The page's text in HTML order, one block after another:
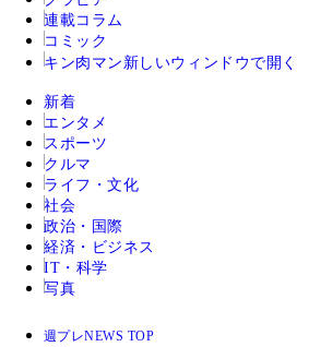
連載コラム
コミック
キン肉マン 新しいウィンドウで開く
新着
エンタメ
スポーツ
クルマ
ライフ・文化
社会
政治・国際
経済・ビジネス
IT・科学
写真
週プレNEWS TOP